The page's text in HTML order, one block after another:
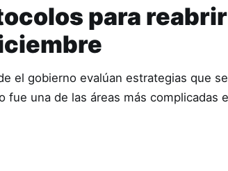
para
el gobierno evalúan estrategias que
fue una de las áreas más complicadas